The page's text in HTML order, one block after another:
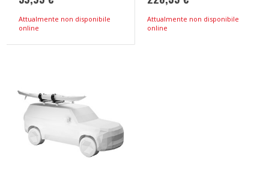
Attualmente non disponibile
online
Attualmente non disponibile
online